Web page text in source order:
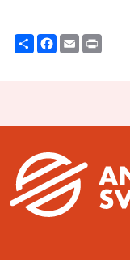
ShareFacebook
Email